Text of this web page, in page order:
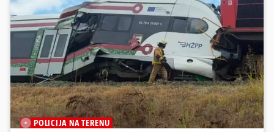
POLICIJA NA TERENU